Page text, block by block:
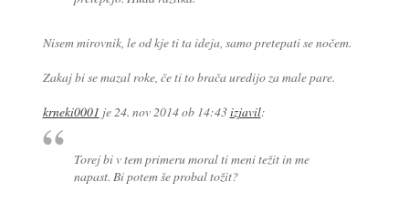
Nisem mirovnik, le od kje ti ta ideja, samo pretepati se nočem.
Zakaj bi se mazal roke, če ti to brača uredijo za male pare.
krneki0001 je24. nov 2014 ob 14:43izjavil:
Torej bi v tem primeru moral ti meni težit in me
napast. Bi potem še probal tožit?